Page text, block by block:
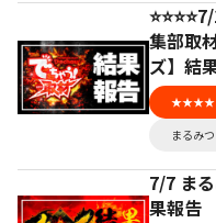
集部取
ズ】結
★★★★
まるみ
7/7 ま
果報告